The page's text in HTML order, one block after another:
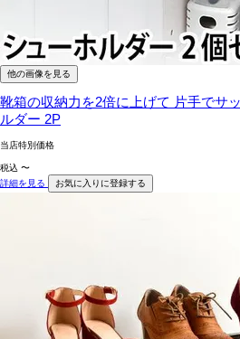
他の画像を見る
靴箱の収納力を2倍に上げて 片手でサ
ルダー 2P
当店特別価格
税込 〜
詳細を見る
お気に入りに登録する